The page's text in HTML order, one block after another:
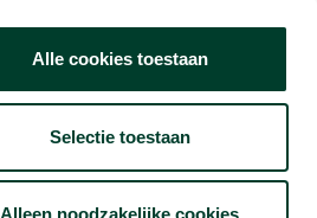
Alle cookies toestaan
Selectie toestaan
Alleen noodzakelijke cookies